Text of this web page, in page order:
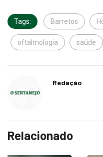
Tags: Barretos
oftalmologia saúde
Redação
Relacionado